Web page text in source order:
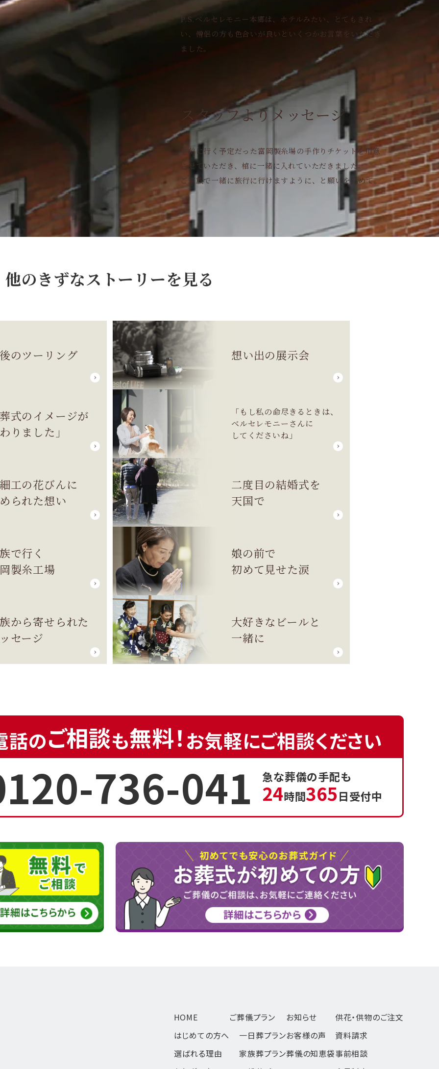
P.S.ベルセレモニー本郷は、ホテルみたい、とてもきれ
い、僧侶の方も色合いが良いといくつかお言葉をいただき
ました。
スタッフよりメッセージ
生前に行く予定だった富岡製糸場の手作りチケットを用意
させていただき、棺に一緒に入れていただきました。
ご家族で一緒に旅行に行けますように、と願いを込めて。
他のきずなストーリーを見る
のツーリング 想い出の展示会
式のイメージが
りました」
「もし私の命尽きるときは、
ベルセレモニーさんに
してくださいね」
工の花びんに
られた想い
二度目の結婚式を
天国で
で行く
製糸工場
娘の前で
初めて見せた涙
から寄せられた
セージ
大好きなビールと
一緒に
話のご相談も無料！ お気軽にご相談ください
736-041 急な葬儀の手配も
24時間365日受付中
HOME
はじめての方へ
選ばれる理由
ご葬儀プラン
一日葬プラン
家族葬プラン
お知らせ
お客様の声
葬儀の知恵袋
供花・供物のご注文
資料請求
事前相談